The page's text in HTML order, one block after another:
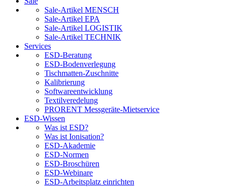
Sale-Artikel MENSCH
Sale-Artikel EPA
Sale-Artikel LOGISTIK
Sale-Artikel TECHNIK
Services
ESD-Beratung
ESD-Bodenverlegung
Tischmatten-Zuschnitte
Kalibrierung
Softwareentwicklung
Textilveredelung
PRORENT Messgeräte-Mietservice
ESD-Wissen
Was ist ESD?
Was ist Ionisation?
ESD-Akademie
ESD-Normen
ESD-Broschüren
ESD-Webinare
ESD-Arbeitsplatz einrichten